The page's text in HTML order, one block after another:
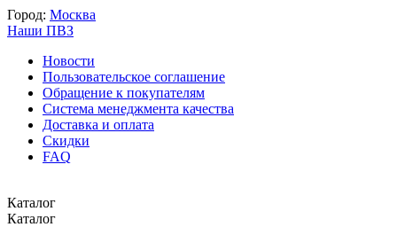
Город: Москва
Наши ПВЗ
Новости
Пользовательское соглашение
Обращение к покупателям
Система менеджмента качества
Доставка и оплата
Скидки
FAQ
Каталог
Каталог